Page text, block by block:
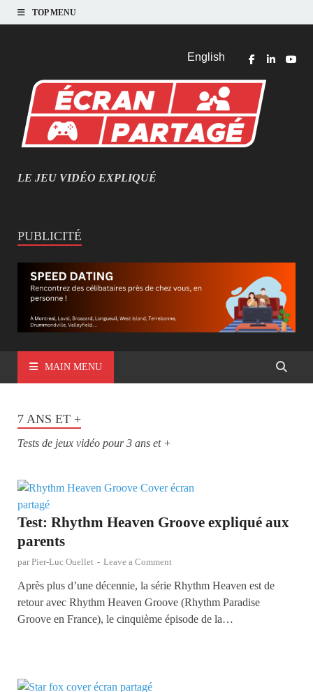
TOP MENU
English
MIEUX COMPRENDRE LES JEUX VIDÉO
LE JEU VIDÉO EXPLIQUÉ
PUBLICITÉ
MAIN MENU
7 ANS ET +
Tests de jeux vidéo pour 3 ans et +
Test: Rhythm Heaven Groove expliqué aux
parents
parPier-Luc Ouellet - Leave a Comment
Après plus d’une décennie, la série Rhythm Heaven est de
retour avec Rhythm Heaven Groove (Rhythm Paradise
Groove en France), le cinquième épisode de la…